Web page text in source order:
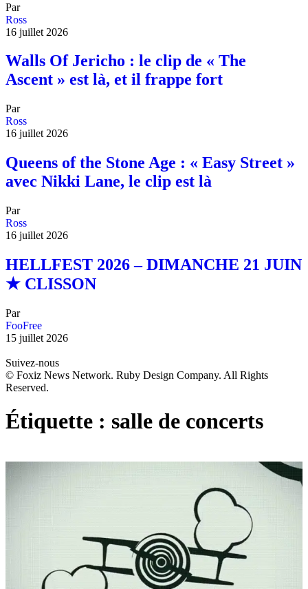
Par
Ross
16 juillet 2026
Walls Of Jericho : le clip de « The
Ascent » est là, et il frappe fort
Par
Ross
16 juillet 2026
Queens of the Stone Age : « Easy Street »
avec Nikki Lane, le clip est là
Par
Ross
16 juillet 2026
HELLFEST 2026 – DIMANCHE 21 JUIN
★ CLISSON
Par
FooFree
15 juillet 2026
Suivez-nous
© Foxiz News Network. Ruby Design Company. All Rights
Reserved.
Étiquette : salle de concerts